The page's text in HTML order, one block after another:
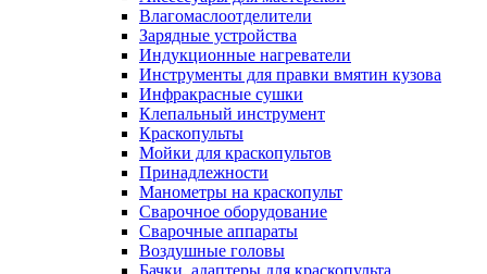
Влагомаслоотделители
Зарядные устройства
Индукционные нагреватели
Инструменты для правки вмятин кузова
Инфракрасные сушки
Клепальный инструмент
Краскопульты
Мойки для краскопультов
Принадлежности
Манометры на краскопульт
Сварочное оборудование
Сварочные аппараты
Воздушные головы
Бачки, адаптеры для краскопульта